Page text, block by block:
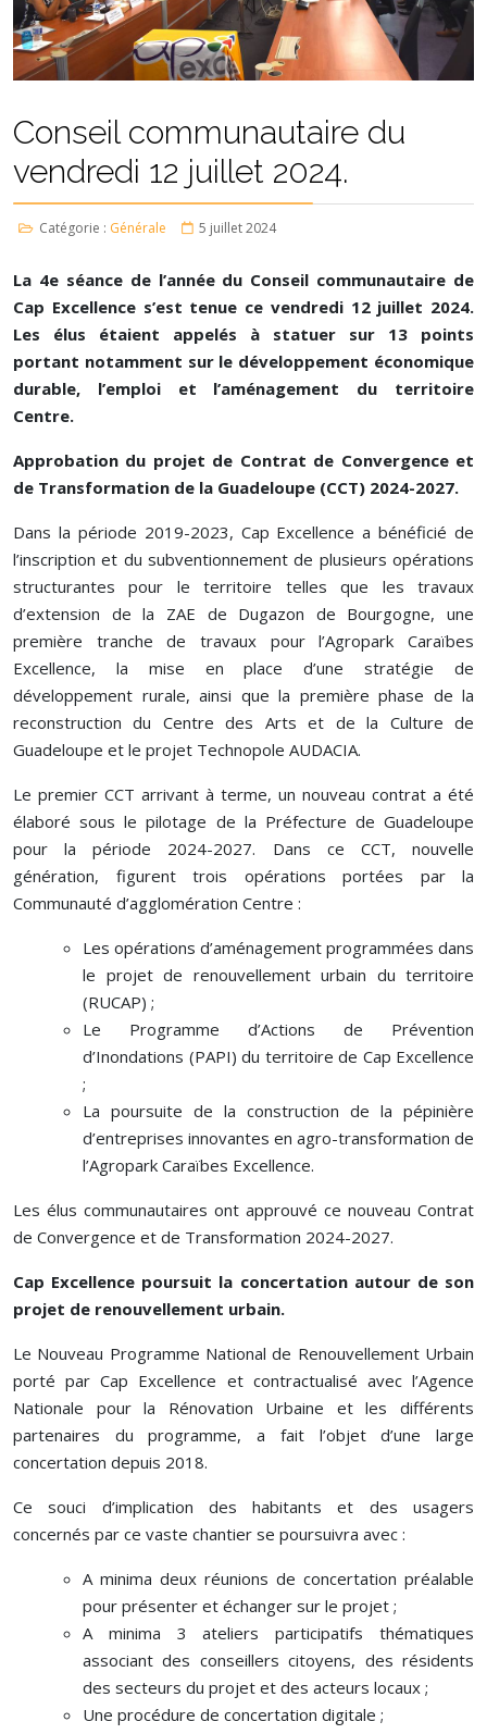
Conseil communautaire du
vendredi 12 juillet 2024.
Catégorie : Générale 5 juillet 2024
La 4e séance de l’année du Conseil communautaire de
Cap Excellence s’est tenue ce vendredi 12 juillet 2024.
Les élus étaient appelés à statuer sur 13 points
portant notamment sur le développement économique
durable, l’emploi et l’aménagement du territoire
Centre.
Approbation du projet de Contrat de Convergence et
de Transformation de la Guadeloupe (CCT) 2024-2027.
Dans la période 2019-2023, Cap Excellence a bénéficié de
l’inscription et du subventionnement de plusieurs opérations
structurantes pour le territoire telles que les travaux
d’extension de la ZAE de Dugazon de Bourgogne, une
première tranche de travaux pour l’Agropark Caraïbes
Excellence, la mise en place d’une stratégie de
développement rurale, ainsi que la première phase de la
reconstruction du Centre des Arts et de la Culture de
Guadeloupe et le projet Technopole AUDACIA.
Le premier CCT arrivant à terme, un nouveau contrat a été
élaboré sous le pilotage de la Préfecture de Guadeloupe
pour la période 2024-2027. Dans ce CCT, nouvelle
génération, figurent trois opérations portées par la
Communauté d’agglomération Centre :
Les opérations d’aménagement programmées dans
le projet de renouvellement urbain du territoire
(RUCAP) ;
Le Programme d’Actions de Prévention
d’Inondations (PAPI) du territoire de Cap Excellence
;
La poursuite de la construction de la pépinière
d’entreprises innovantes en agro-transformation de
l’Agropark Caraïbes Excellence.
Les élus communautaires ont approuvé ce nouveau Contrat
de Convergence et de Transformation 2024-2027.
Cap Excellence poursuit la concertation autour de son
projet de renouvellement urbain.
Le Nouveau Programme National de Renouvellement Urbain
porté par Cap Excellence et contractualisé avec l’Agence
Nationale pour la Rénovation Urbaine et les différents
partenaires du programme, a fait l’objet d’une large
concertation depuis 2018.
Ce souci d’implication des habitants et des usagers
concernés par ce vaste chantier se poursuivra avec :
A minima deux réunions de concertation préalable
pour présenter et échanger sur le projet ;
A minima 3 ateliers participatifs thématiques
associant des conseillers citoyens, des résidents
des secteurs du projet et des acteurs locaux ;
Une procédure de concertation digitale ;